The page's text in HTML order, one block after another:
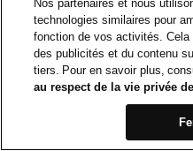
Nos partenaires et nous
technologies similaires pour
fonction de vos activités.
des publicités et du contenu
tiers. Pour en savoir plus,
au respect de la vie privée